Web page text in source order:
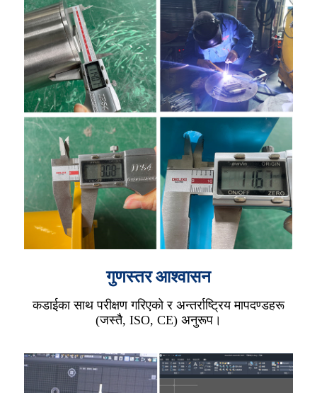
गुणस्तर आश्वासन
कडाईका साथ परीक्षण गरिएको र अन्तर्राष्ट्रिय मापदण्डहरू
(जस्तै, ISO, CE) अनुरूप।